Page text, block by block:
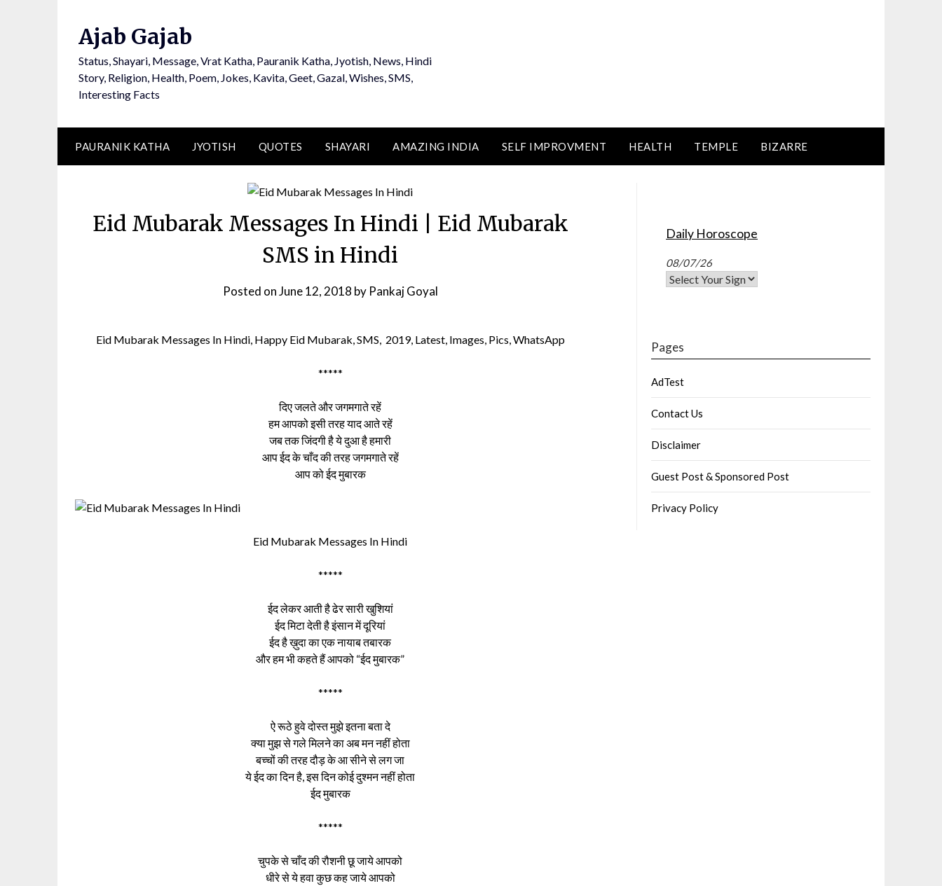
Ajab Gajab
Status, Shayari, Message, Vrat Katha, Pauranik Katha, Jyotish, News, Hindi
Story, Religion, Health, Poem, Jokes, Kavita, Geet, Gazal, Wishes, SMS,
Interesting Facts
PAURANIK KATHA JYOTISH QUOTES SHAYARI AMAZING INDIA SELF IMPROVMENT HEALTH TEMPLE BIZARRE
Eid Mubarak Messages In Hindi | Eid Mubarak
SMS in Hindi
Posted onJune 12, 2018 by Pankaj Goyal
Eid Mubarak Messages In Hindi, Happy Eid Mubarak, SMS, 2019, Latest, Images, Pics, WhatsApp
*****
दिए जलते और जगमगाते रहें
हम आपको इसी तरह याद आते रहें
जब तक जिंदगी है ये दुआ है हमारी
आप ईद के चाँद की तरह जगमगाते रहें
आप को ईद मुबारक
Eid Mubarak Messages In Hindi
*****
ईद लेकर आती है ढेर सारी खुशियां
ईद मिटा देती है इंसान में दूरियां
ईद है ख़ुदा का एक नायाब तबारक
और हम भी कहते हैं आपको “ईद मुबारक”
*****
ऐ रूठे हुवे दोस्त मुझे इतना बता दे
क्या मुझ से गले मिलने का अब मन नहीं होता
बच्चों की तरह दौड़ के आ सीने से लग जा
ये ईद का दिन है, इस दिन कोई दुश्मन नहीं होता
ईद मुबारक
*****
चुपके से चाँद की रौशनी छू जाये आपको
धीरे से ये हवा कुछ कह जाये आपको
Daily Horoscope
08/07/26
Pages
AdTest
Contact Us
Disclaimer
Guest Post & Sponsored Post
Privacy Policy